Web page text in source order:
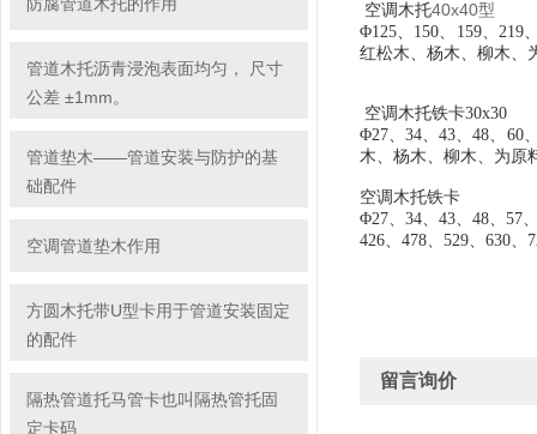
管道木托沥青浸泡表面均匀， 尺寸
公差 ±1mm。
管道垫木——管道安装与防护的基
础配件
空调管道垫木作用
方圆木托带U型卡用于管道安装固定
的配件
隔热管道托马管卡也叫隔热管托固
定卡码
空调木托40x40型
Φ125、150、159、219
红松木、杨木、柳木、
空调木托铁卡30x30
Φ27、34、43、48、60
木、杨木、柳木、为原
空调木托铁卡
Φ27、34、43、48、57
426、478、529、630
留言询价